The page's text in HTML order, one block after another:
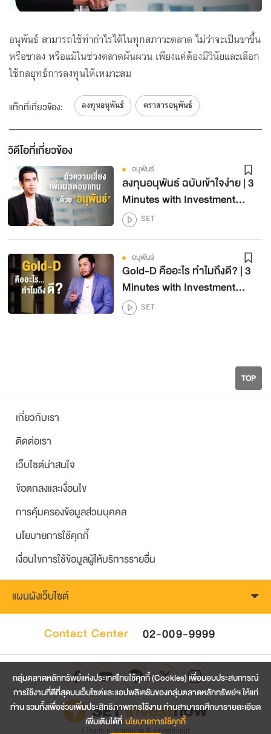
อนุพันธ์ สามารถใช้ทำกำไรได้ในทุกสภาวะตลาด ไม่ว่าจะเป็นขาขึ้น
หรือขาลง หรือแม้ในช่วงตลาดผันผวน เพียงแค่ต้องมีวินัยและเลือก
ใช้กลยุทธ์การลงทุนให้เหมาะสม
แท็กที่เกี่ยวข้อง: ลงทุนอนุพันธ์ ตราสารอนุพันธ์
วิดีโอที่เกี่ยวข้อง
อนุพันธ์
ลงทุนอนุพันธ์ ฉบับเข้าใจง่าย | 3
Minutes with Investment
GuruSET
อนุพันธ์
Gold-D คืออะไร ทำไมถึงดี? | 3
Minutes with Investment
GuruSET
TOP
เกี่ยวกับเรา
ติดต่อเรา
เว็บไซต์น่าสนใจ
ข้อตกลงและเงื่อนไข
การคุ้มครองข้อมูลส่วนบุคคล
นโยบายการใช้คุกกี้
เงื่อนไขการใช้ข้อมูลผู้ให้บริการรายอื่น
แผนผังเว็บไซต์
Contact Center 02-009-9999
Financial planning & investment
กลุ่มตลาดหลักทรัพย์แห่งประเทศไทยใช้คุกกี้ (Cookies) เพื่อมอบประสบการณ์
การใช้งานที่ดีที่สุดบนเว็บไซต์และแอปพลิเคชันของกลุ่มตลาดหลักทรัพย์ฯ ให้แก่
ท่าน รวมทั้งเพื่อช่วยเพิ่มประสิทธิภาพการใช้งาน ท่านสามารถศึกษารายละเอียด
เพิ่มเติมได้ที่ นโยบายการใช้คุกกี้